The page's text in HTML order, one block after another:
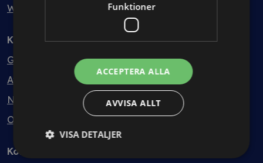
Webbinarium
Kunskapsbank
Guider
Avtalsmallar
Nyheter
Ordlista
Kontakt
Funktioner
ACCEPTERA ALLA
AVVISA ALLT
VISA DETALJER